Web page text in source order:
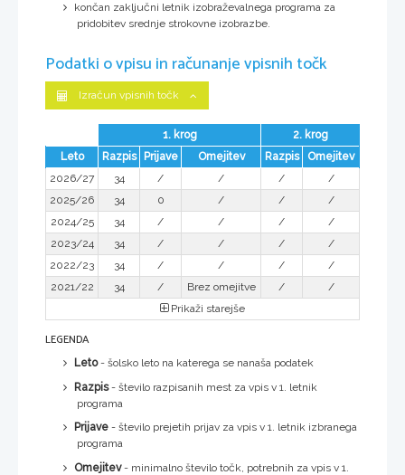
končan zaključni letnik izobraževalnega programa za
pridobitev srednje strokovne izobrazbe.
Podatki o vpisu in računanje vpisnih točk
Izračun vpisnih točk
1. krog
2. krog
Leto
Razpis Prijave Omejitev Razpis
Omejitev
2026/27
34 / / /
/
2025/26
34 0 / /
/
2024/25
34 / / /
/
2023/24
34 / / /
/
2022/23
34 / / /
/
2021/22
34 / Brez omejitve /
/
Prikaži starejše
LEGENDA
Leto- šolsko leto na katerega se nanaša podatek
Razpis- število razpisanih mest za vpis v 1. letnik
programa
Prijave - število prejetih prijav za vpis v 1. letnik izbranega
programa
Omejitev- minimalno število točk, potrebnih za vpis v 1.